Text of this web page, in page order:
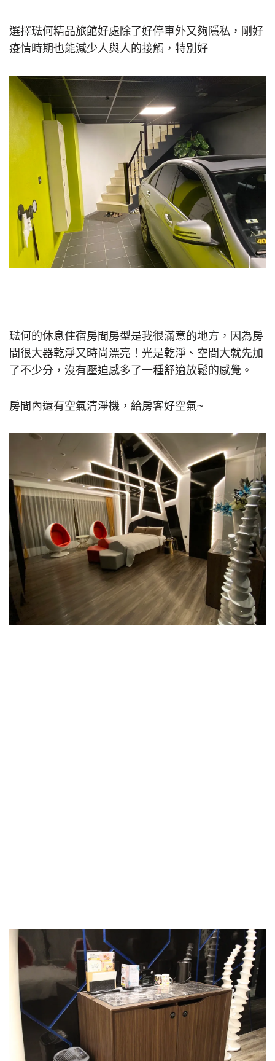
選擇琺何精品旅館好處除了好停車外又夠隱私，剛好
疫情時期也能減少人與人的接觸，特別好
琺何的休息住宿房間房型是我很滿意的地方，因為房
間很大器乾淨又時尚漂亮！光是乾淨、空間大就先加
了不少分，沒有壓迫感多了一種舒適放鬆的感覺。
房間內還有空氣清淨機，給房客好空氣~